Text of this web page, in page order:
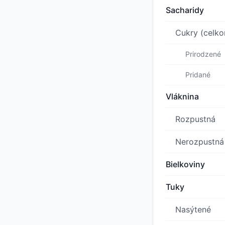
Sacharidy
Cukry
Prirodzené
Pridané
Vláknina
Rozpustná
Nerozpustná
Bielkoviny
Tuky
Nasýtené